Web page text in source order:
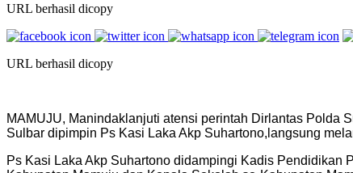
URL berhasil dicopy
URL berhasil dicopy
MAMUJU, Manindaklanjuti atensi perintah Dirlantas Polda
Sulbar dipimpin Ps Kasi Laka Akp Suhartono,langsung
Ps Kasi Laka Akp Suhartono didampingi Kadis Pendidikan